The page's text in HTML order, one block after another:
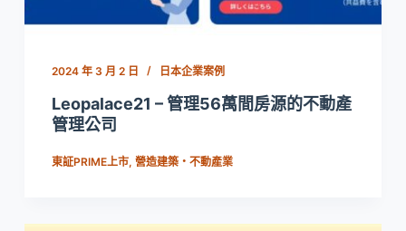
2024 年 3 月 2 日 日本企業案例
Leopalace21 – 管理56萬間房源的不動產
管理公司
東証PRIME上市, 營造建築・不動產業